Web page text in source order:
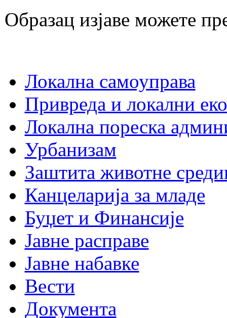
Образац изјаве можете
Локална самоуправа
Привреда и локални
Локална пореска
Урбанизам
Заштита животне
Канцеларија за младе
Буџет и Финансије
Јавне расправе
Јавне набавке
Вести
Документа